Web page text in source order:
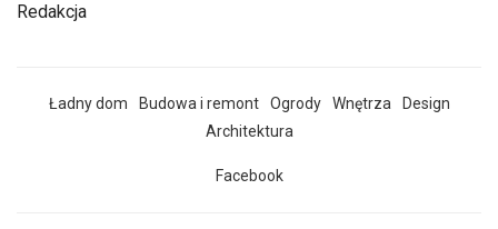
Redakcja
Ładny dom Budowa i remont Ogrody Wnętrza
Design
Architektura
Facebook